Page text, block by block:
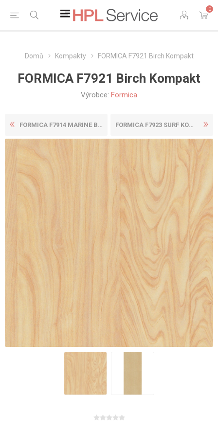
0
Domů Kompakty FORMICA F7921 Birch Kompakt
FORMICA F7921 Birch Kompakt
Výrobce: Formica
FORMICA F7914 MARINE BLUE K... FORMICA F7923 SURF KOMPAKT